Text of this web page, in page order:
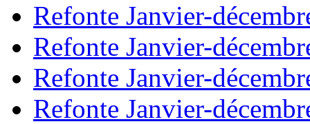
Refonte Janvier-
Refonte Janvier-
Refonte Janvier-
Refonte Janvier-